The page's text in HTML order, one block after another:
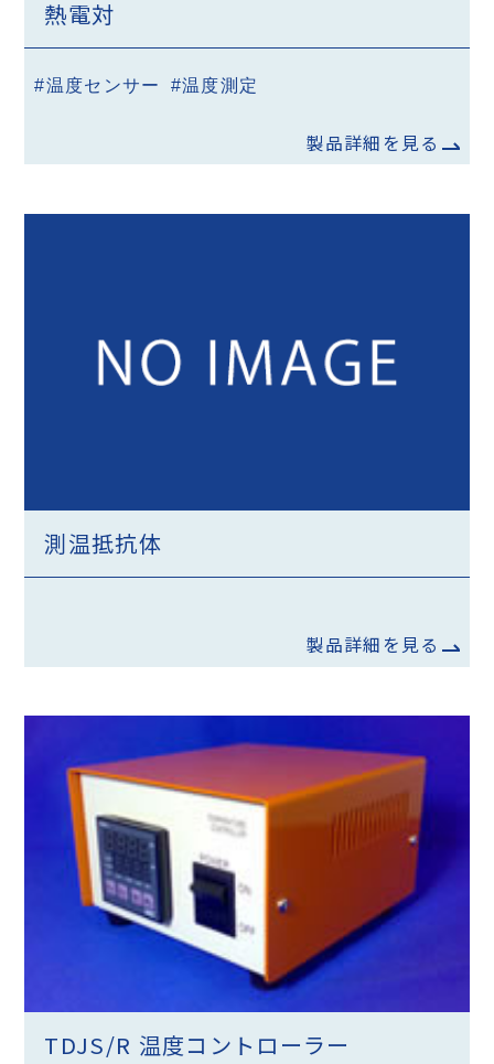
熱電対
#温度センサー #温度測定
製品詳細を見る
測温抵抗体
製品詳細を見る
TDJS/R 温度コントローラー